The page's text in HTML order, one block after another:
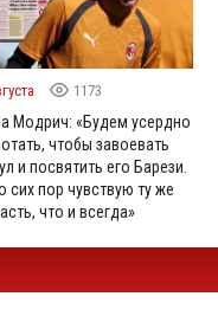
1173
Модрич: «Будем усердно
чтобы завоевать
и посвятить его Барези.
сих пор чувствую ту же
что и всегда»